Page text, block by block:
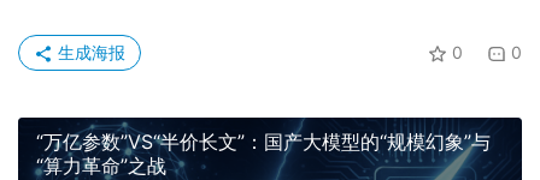
0 0
生成海报
“万亿参数”VS“半价长文”：国产大模型的“规模幻象”与
“算力革命”之战